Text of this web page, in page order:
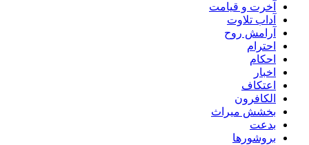
آخرت و قیامت
آداب تلاوت
آرامش روح
احترام
احکام
اخبار
اعتکاف
الکافرون
بخشش میراث
بدعت
بروشورها